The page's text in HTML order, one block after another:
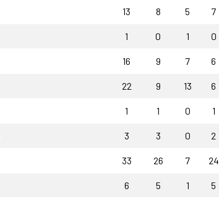
13 8 5 7
1 0 1 0
16 9 7 6
22 9 13 6
1 1 0 1
3 3 0 2
33 26 7 24
6 5 1 5